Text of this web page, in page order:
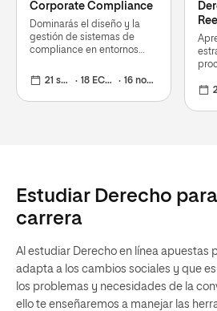
Corporate Compliance
Dominarás el diseño y la
gestión de sistemas de
compliance en entornos
prepárate para liderar
cumplimiento en empresas
21 semanas 18 ECTS 16 nov 2026
Estudiar Derecho
carrera
Al estudiar Derecho en línea apuestas
adapta a los cambios sociales y que
los problemas y necesidades de la
ello te enseñaremos a manejar las